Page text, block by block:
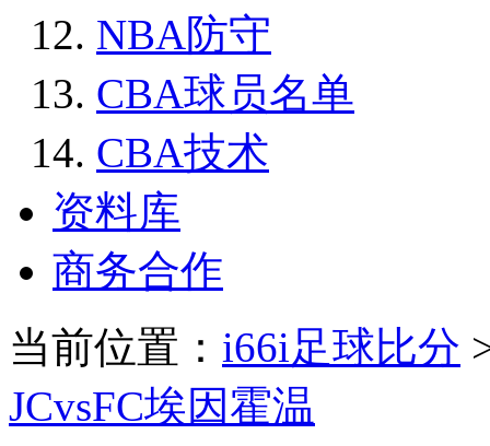
NBA防守
CBA球员名单
CBA技术
资料库
商务合作
当前位置： i66i足球比分
JCvsFC埃因霍温